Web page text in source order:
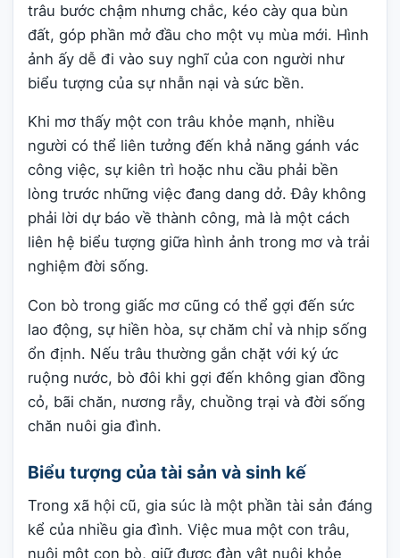
trâu bước chậm nhưng chắc, kéo cày qua bùn
đất, góp phần mở đầu cho một vụ mùa mới. Hình
ảnh ấy dễ đi vào suy nghĩ của con người như
biểu tượng của sự nhẫn nại và sức bền.
Khi mơ thấy một con trâu khỏe mạnh, nhiều
người có thể liên tưởng đến khả năng gánh vác
công việc, sự kiên trì hoặc nhu cầu phải bền
lòng trước những việc đang dang dở. Đây không
phải lời dự báo về thành công, mà là một cách
liên hệ biểu tượng giữa hình ảnh trong mơ và trải
nghiệm đời sống.
Con bò trong giấc mơ cũng có thể gợi đến sức
lao động, sự hiền hòa, sự chăm chỉ và nhịp sống
ổn định. Nếu trâu thường gắn chặt với ký ức
ruộng nước, bò đôi khi gợi đến không gian đồng
cỏ, bãi chăn, nương rẫy, chuồng trại và đời sống
chăn nuôi gia đình.
Biểu tượng của tài sản và sinh kế
Trong xã hội cũ, gia súc là một phần tài sản đáng
kể của nhiều gia đình. Việc mua một con trâu,
nuôi một con bò, giữ được đàn vật nuôi khỏe